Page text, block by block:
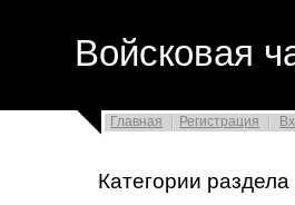
Войсковая
Главная Регистрация
Категории раздела